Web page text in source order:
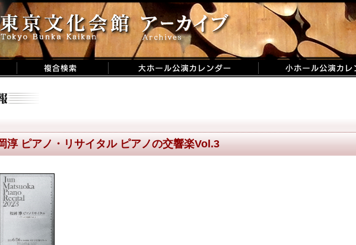
淳 ピアノ・リサイタル ピアノの交響楽Vol.3